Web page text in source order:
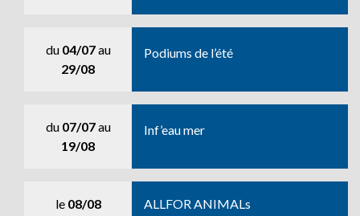
du 04/07au
29/08
Podiums de l’été
du 07/07au
19/08
Inf’eau mer
le 08/08 ALLFOR ANIMALs